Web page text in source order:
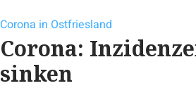
Corona in Ostfriesland
Corona:
sinken